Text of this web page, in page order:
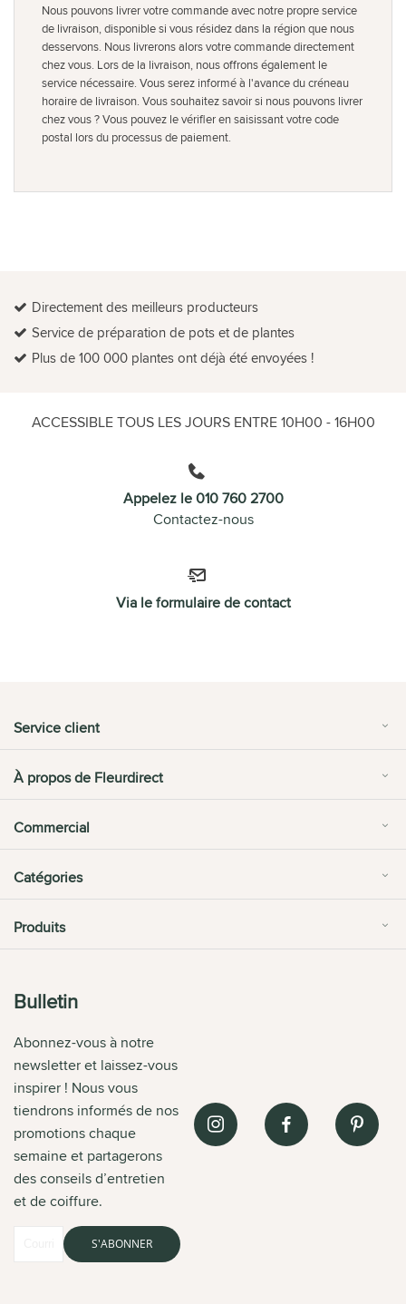
Nous pouvons livrer votre commande avec notre propre service
de livraison, disponible si vous résidez dans la région que nous
desservons. Nous livrerons alors votre commande directement
chez vous. Lors de la livraison, nous offrons également le
service nécessaire. Vous serez informé à l'avance du créneau
horaire de livraison. Vous souhaitez savoir si nous pouvons livrer
chez vous ? Vous pouvez le vérifier en saisissant votre code
postal lors du processus de paiement.
Directement des meilleurs producteurs
Service de préparation de pots et de plantes
Plus de 100 000 plantes ont déjà été envoyées !
ACCESSIBLE TOUS LES JOURS ENTRE 10H00 - 16H00
Appelez le 010 760 2700
Contactez-nous
Via le formulaire de contact
Service client
À propos de Fleurdirect
Commercial
Catégories
Produits
Bulletin
Abonnez-vous à notre
newsletter et laissez-vous
inspirer ! Nous vous
tiendrons informés de nos
promotions chaque
semaine et partagerons
des conseils d’entretien
et de coiffure.
S'ABONNER